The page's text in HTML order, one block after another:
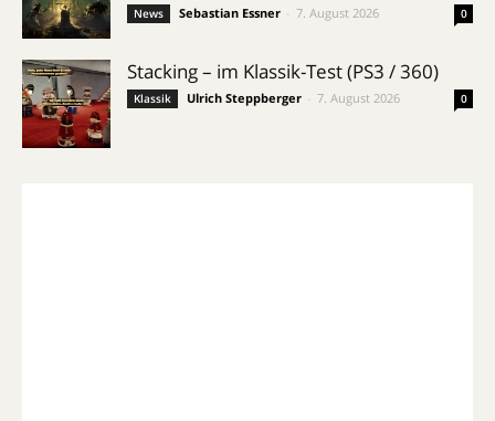
News Sebastian Essner 7. August 2026 0
Stacking – im Klassik-Test (PS3 / 360)
Klassik Ulrich Steppberger 7. August 2026 0